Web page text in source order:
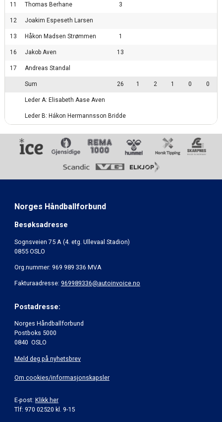
11 Thomas Berhane 3
12 Joakim Espeseth Larsen
13 Håkon Madsen Strømmen 1
16 Jakob Aven 13
17 Andreas Standal
Sum 26 1 2 1 0 0
Leder A: Elisabeth Aase Aven
Leder B: Hákon Hermannsson Bridde
Norges Håndballforbund
Besøksadresse
Sognsveien 75 A (4. etg. Ullevaal Stadion)
0855 OSLO
Org.nummer: 969 989 336 MVA
Fakturaadresse: 969989336@autoinvoice.no
Postadresse:
Norges Håndballforbund
Postboks 5000
0840 OSLO
Meld deg på nyhetsbrev
Om cookies/informasjonskapsler
E-post: Klikk her
Tlf: 970 02520 kl. 9-15